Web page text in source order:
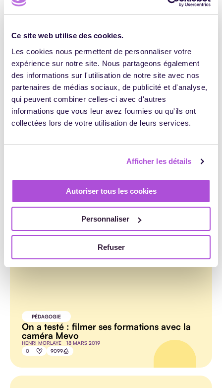
Ce site web utilise des cookies.
Les cookies nous permettent de personnaliser votre
expérience sur notre site. Nous partageons également
des informations sur l'utilisation de notre site avec nos
partenaires de médias sociaux, de publicité et d'analyse,
qui peuvent combiner celles-ci avec d'autres
informations que vous leur avez fournies ou qu'ils ont
collectées lors de votre utilisation de leurs services.
Afficher les détails
Autoriser tous les cookies
Personnaliser
Refuser
Utiliser le Design Thinking pour répondre
aux indicateurs 24 et 25 de Qualiopi
HENRI MORLAYE
19 MARS 2020
Le jeu de Noël Digiformag
0
4341
PÉDAGOGIE
On a testé : filmer ses formations avec la
caméra Mevo
HENRI MORLAYE
18 MARS 2019
0
9099